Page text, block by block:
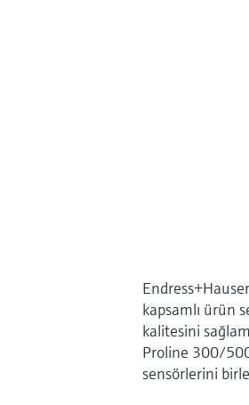
kapsamlı ürün
kalitesini
Proline 300/
sensörlerini